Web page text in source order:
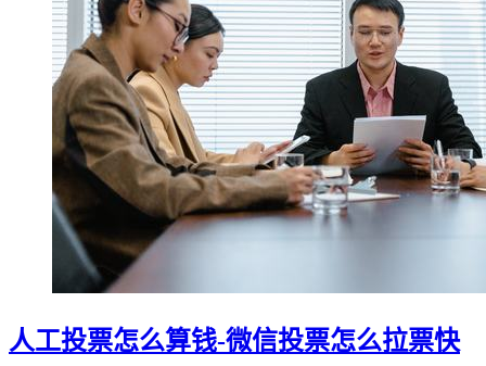
人工投票怎么算钱-微信投票怎么拉票快